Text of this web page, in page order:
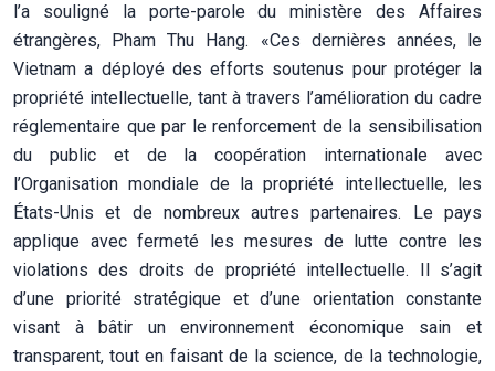
l’a souligné la porte-parole du ministère des Affaires
étrangères, Pham Thu Hang. «Ces dernières années, le
Vietnam a déployé des efforts soutenus pour protéger la
propriété intellectuelle, tant à travers l’amélioration du cadre
réglementaire que par le renforcement de la sensibilisation
du public et de la coopération internationale avec
l’Organisation mondiale de la propriété intellectuelle, les
États-Unis et de nombreux autres partenaires. Le pays
applique avec fermeté les mesures de lutte contre les
violations des droits de propriété intellectuelle. Il s’agit
d’une priorité stratégique et d’une orientation constante
visant à bâtir un environnement économique sain et
transparent, tout en faisant de la science, de la technologie,